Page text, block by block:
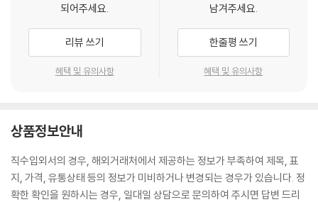
되어주세요.
리뷰 쓰기
혜택 및 유의사항
남겨주세요.
한줄평 쓰기
혜택 및 유의사항
상품정보안내
직수입외서의 경우, 해외거래처에서 제공하는 정보가 부족하여 제목, 표
지, 가격, 유통상태 등의 정보가 미비하거나 변경되는 경우가 있습니다. 정
확한 확인을 원하시는 경우, 일대일 상담으로 문의하여 주시면 답변 드리